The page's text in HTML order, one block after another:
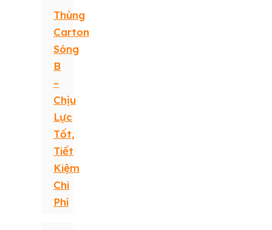
Thùng
Carton
Sóng
B
–
Chịu
Lực
Tốt,
Tiết
Kiệm
Chi
Phí